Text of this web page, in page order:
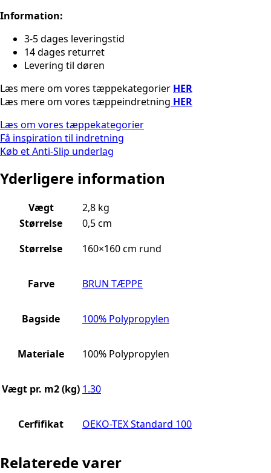
Information:
3-5 dages leveringstid
14 dages returret
Levering til døren
Læs mere om vores tæppekategorier HER
Læs mere om vores tæppeindretning HER
Læs om vores tæppekategorier
Få inspiration til indretning
Køb et Anti-Slip underlag
Yderligere information
Vægt
2,8 kg
Størrelse
0,5 cm
Størrelse
160×160 cm rund
Farve BRUN TÆPPE
Bagside 100% Polypropylen
Materiale 100% Polypropylen
Vægt pr. m2 (kg) 1.30
Cerfifikat OEKO-TEX Standard 100
Relaterede varer